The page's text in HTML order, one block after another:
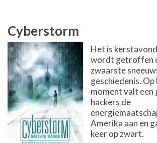
Cyberstorm
Het is
wordt getroffen
zwaarste
geschiedenis.
moment valt een
hackers de
Amerika aan en
keer op zwart.